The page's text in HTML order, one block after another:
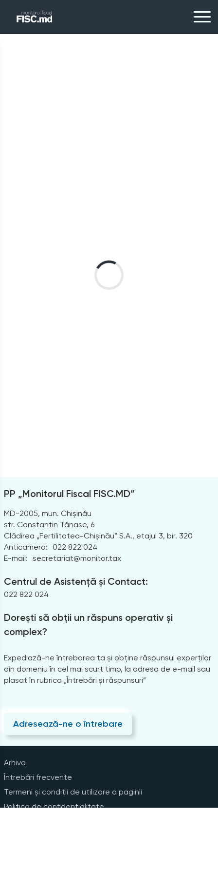
PP „Monitorul Fiscal FISC.MD”
MD-2005, mun. Chișinău
str. Constantin Tănase, 6
Clădirea „Fertilitatea-Chișinău” S.A., etajul 3, bir. 320
Anticamera:
022 822 024
E-mail: secretariat@monitor.tax
Centrul de Asistență și Contact:
022 822 024
Dorești să obții un răspuns operativ și
complex?
Expediază-ne întrebarea ta și obține răspunsul experților
din domeniu în cel mai scurt timp, la adresa de e-mail sau
plasat în rubrica „Întrebări și răspunsuri”
Adresează-ne o întrebare
Arhiva
Întrebări frecvente
Termeni și condiții de utilizare a paginii
Politica de confidențialitate